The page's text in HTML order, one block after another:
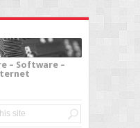
– Software –